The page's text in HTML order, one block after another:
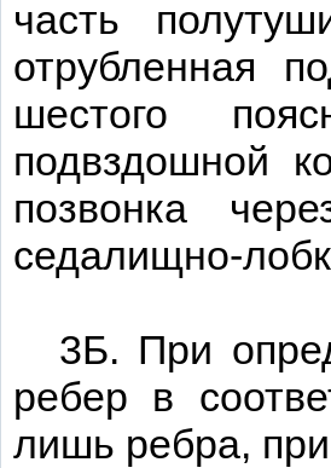
часть
отрубленная
шестого
подвздошной
позвонка
седалищно-
3Б. При
ребер в
лишь ребра,